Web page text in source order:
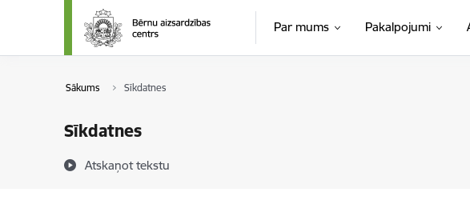
Pāriet uz lapas saturu
Par mums Pakalpojumi
Sākums Sīkdatnes
Sīkdatnes
Atskaņot tekstu